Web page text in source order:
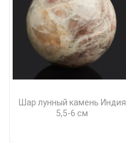
Шар лунный камень Индия
5,5-6 см